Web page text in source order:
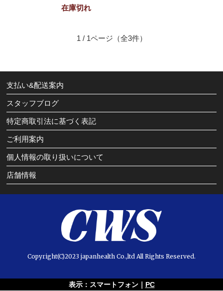
在庫切れ
1 / 1ページ （全3件）
支払い&配送案内
スタッフブログ
特定商取引法に基づく表記
ご利用案内
個人情報の取り扱いについて
店舗情報
Copyright(C)2023 japanhealth Co.,ltd All Rights Reserved.
表示：スマートフォン｜ PC